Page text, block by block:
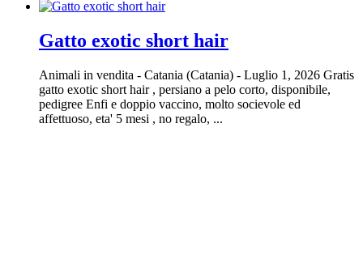
Gatto exotic short hair
Animali in vendita - Catania (Catania) - Luglio 1, 2026 Gratis
gatto exotic short hair , persiano a pelo corto, disponibile,
pedigree Enfi e doppio vaccino, molto socievole ed
affettuoso, eta' 5 mesi , no regalo, ...